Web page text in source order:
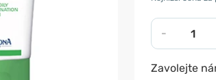
-
Zavolejte